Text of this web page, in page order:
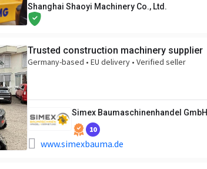
Shanghai Shaoyi Machinery Co., Ltd.
Trusted construction machinery supplier
Germany-based • EU delivery • Verified seller
Simex Baumaschinenhandel GmbH
10
www.simexbauma.de